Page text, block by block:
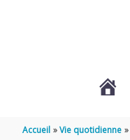
Accueil Vie quotidienne